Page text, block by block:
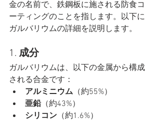
金の名前で、鉄鋼板に施される防食コ
ーティングのことを指します。以下に
ガルバリウムの詳細を説明します。
1. 成分
ガルバリウムは、以下の金属から構成
される合金です：
アルミニウム （約55%）
亜鉛（約43%）
シリコン （約1.6%）